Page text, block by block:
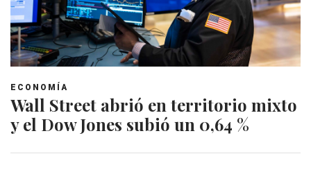
ECONOMÍA
Wall Street abrió en territorio mixto
y el Dow Jones subió un 0,64 %